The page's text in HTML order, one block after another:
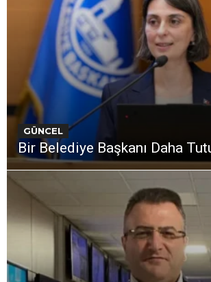
GÜNCEL
Bir Belediye Başkanı Daha